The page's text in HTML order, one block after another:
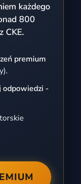
każdego
800
CKE.
premium
odpowiedzi -